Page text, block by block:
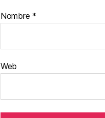
Nombre *
Web